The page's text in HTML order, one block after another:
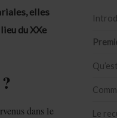
elles
du XXe
dans le
Le